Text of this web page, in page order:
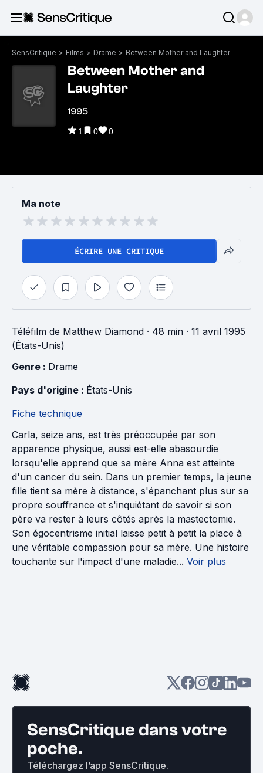
SensCritique > Films > Drame > Between Mother and Laughter
Between Mother and
Laughter
1995
1 0 0
Ma note
ÉCRIRE UNE CRITIQUE
Téléfilm de Matthew Diamond · 48 min · 11 avril 1995
(États-Unis)
Genre : Drame
Pays d'origine : États-Unis
Fiche technique
Carla, seize ans, est très préoccupée par son
apparence physique, aussi est-elle abasourdie
lorsqu'elle apprend que sa mère Anna est atteinte
d'un cancer du sein. Dans un premier temps, la jeune
fille tient sa mère à distance, s'épanchant plus sur sa
propre souffrance et s'inquiétant de savoir si son
père va rester à leurs côtés après la mastectomie.
Son égocentrisme initial laisse petit à petit la place à
une véritable compassion pour sa mère. Une histoire
touchante sur l'impact d'une maladie... Voir plus
SensCritique dans votre
poche.
Téléchargez l’app SensCritique.